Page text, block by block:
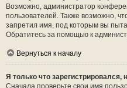
Возможно, администратор
пользователей. Также возможно,
запретил имя, под которым вы
Обратитесь за помощью к
Вернуться к началу
Я только что зарегистрировался,
Сначала проверьте свои имя